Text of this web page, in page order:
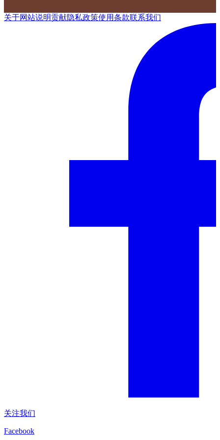
关于网站说明贡献隐私政策使用条款联系我们
关注我们
Facebook